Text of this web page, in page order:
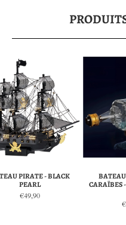
PIRATE - BLACK
PEARL
€49,90
CARAÏBES